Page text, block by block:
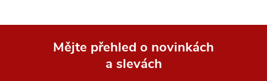
Mějte přehled o novinkách
a slevách